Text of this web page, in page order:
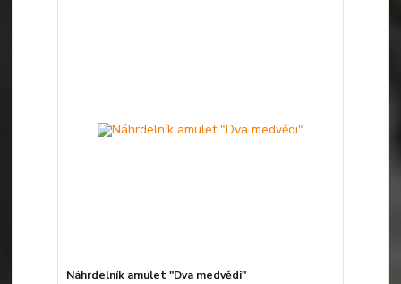
Náhrdelník amulet "Dva medvědi"